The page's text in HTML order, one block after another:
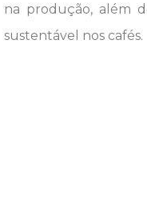
na produção, além
sustentável nos cafés.